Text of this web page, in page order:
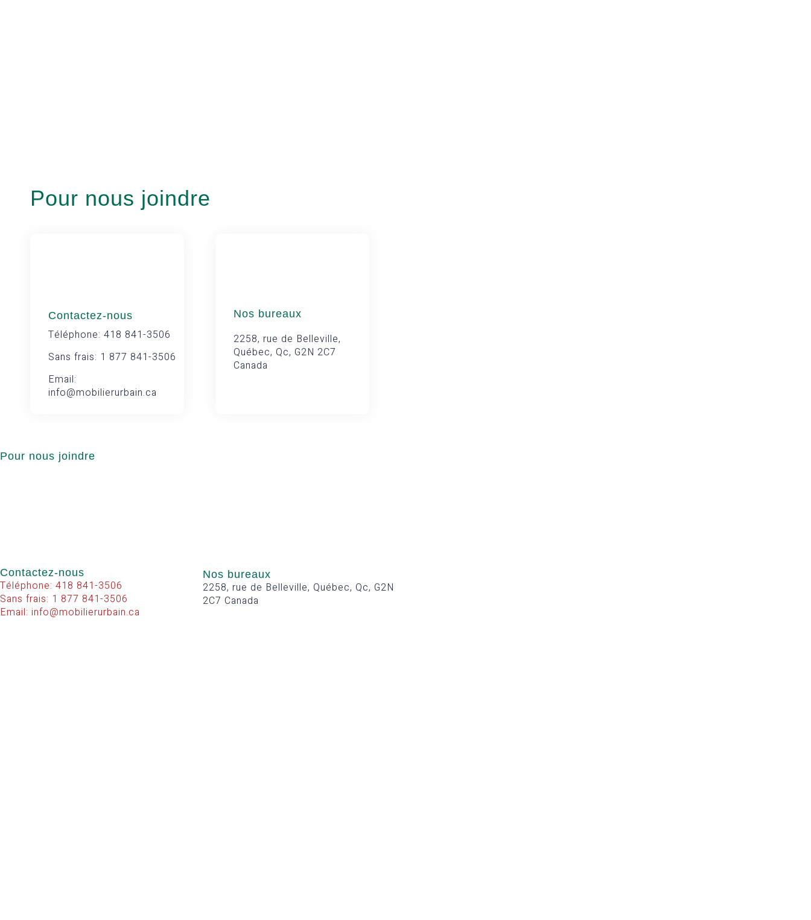
Pour nous joindre
Contactez-nous
Téléphone: 418 841-3506
Sans frais: 1 877 841-3506
Email:
info@mobilierurbain.ca
Nos bureaux
2258, rue de Belleville,
Québec, Qc, G2N 2C7
Canada
Pour nous joindre
Contactez-nous
Téléphone: 418 841-3506
Sans frais: 1 877 841-3506
Email: info@mobilierurbain.ca
Nos bureaux
2258, rue de Belleville, Québec, Qc, G2N
2C7 Canada